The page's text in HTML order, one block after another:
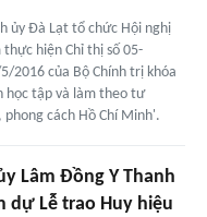
ủy Đà Lạt tổ chức Hội nghị
hiện Chỉ thị số 05-
2016 của Bộ Chính trị khóa
học tập và làm theo tư
cách Hồ Chí Minh'.
Lâm Đồng Y Thanh
dự Lễ trao Huy hiệu